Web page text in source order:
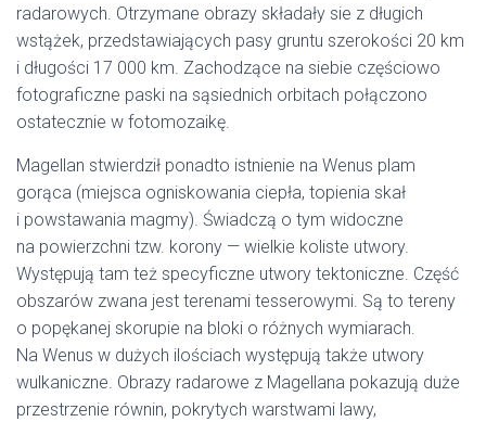
radarowych. Otrzymane obrazy składały sie z długich
wstążek, przedstawiających pasy gruntu szerokości 20 km
i długości 17 000 km. Zachodzące na siebie częściowo
fotograficzne paski na sąsiednich orbitach połączono
ostatecznie w fotomozaikę.
Magellan stwierdził ponadto istnienie na Wenus plam
gorąca (miejsca ogniskowania ciepła, topienia skał
i powstawania magmy). Świadczą o tym widoczne
na powierzchni tzw. korony — wielkie koliste utwory.
Występują tam też specyficzne utwory tektoniczne. Część
obszarów zwana jest terenami tesserowymi. Są to tereny
o popękanej skorupie na bloki o różnych wymiarach.
Na Wenus w dużych ilościach występują także utwory
wulkaniczne. Obrazy radarowe z Magellana pokazują duże
przestrzenie równin, pokrytych warstwami lawy,